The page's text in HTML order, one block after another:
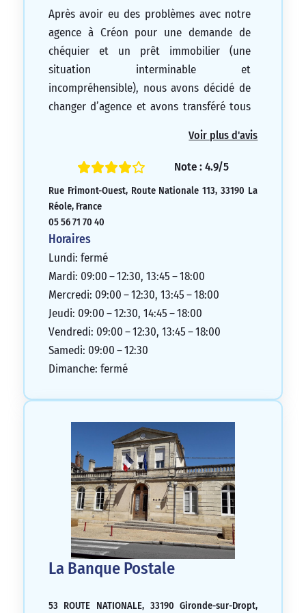
Après avoir eu des problèmes avec notre
agence à Créon pour une demande de
chéquier et un prêt immobilier (une
situation interminable et
incompréhensible), nous avons décidé de
changer d’agence et avons transféré tous
accueillis par Mme CHEVALLOT qui a été
très agréable, à l’écoute de nos besoins,
toutes nos attentes. Elle a été très efficace
pour résoudre un problème sur notre
tableau d’amortissement en seulement 48
heures. Nous recommandons cette agence
qui est vraiment excellente.
Voir plus d'avis
Note : 4.9/5
Rue Frimont-Ouest, Route Nationale 113, 33190 La
Réole, France
05 56 71 70 40
Horaires
Lundi: fermé
Mardi: 09:00 – 12:30, 13:45 – 18:00
Mercredi: 09:00 – 12:30, 13:45 – 18:00
Jeudi: 09:00 – 12:30, 14:45 – 18:00
Vendredi: 09:00 – 12:30, 13:45 – 18:00
Samedi: 09:00 – 12:30
Dimanche: fermé
La Banque Postale
53 ROUTE NATIONALE, 33190 Gironde-sur-Dropt,